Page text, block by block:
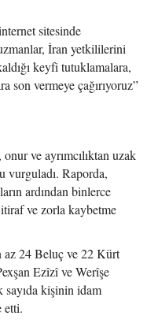
sitesinde
İran yetkililerini
keyfi tutuklamalara,
son vermeye çağırıyoruz”
ve ayrımcılıktan uzak
vurguladı. Raporda,
ardından binlerce
ve zorla kaybetme
az 24 Beluç ve 22 Kürt
Ezîzî ve Werîşe
sayıda kişinin idam
etti.